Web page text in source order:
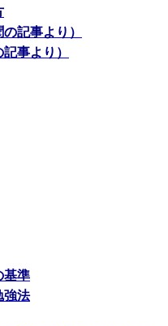
記事より）
事より）
準
強法